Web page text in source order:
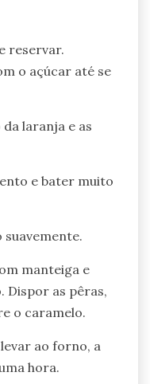
reservar.
o açúcar até se
laranja e as
e bater muito
suavemente.
manteiga e
Dispor as pêras,
o caramelo.
ao forno, a
hora.